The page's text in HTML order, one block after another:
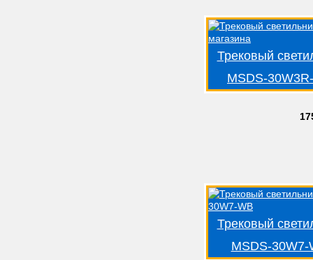
Трековый
MSDS-
Трековый
MSDS-30W7-